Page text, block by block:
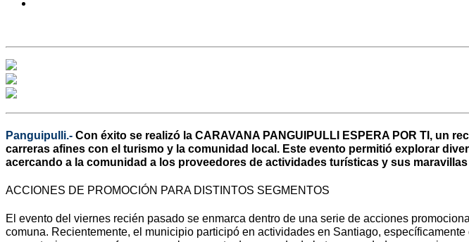
Panguipulli.- Con éxito se realizó la CARAVANA PANGUIPULLI ESPERA POR TI, un
carreras afines con el turismo y la comunidad local. Este evento permitió explorar
acercando a la comunidad a los proveedores de actividades turísticas y sus
ACCIONES DE PROMOCIÓN PARA DISTINTOS SEGMENTOS
El evento del viernes recién pasado se enmarca dentro de una serie de acciones
comuna. Recientemente, el municipio participó en actividades en Santiago,